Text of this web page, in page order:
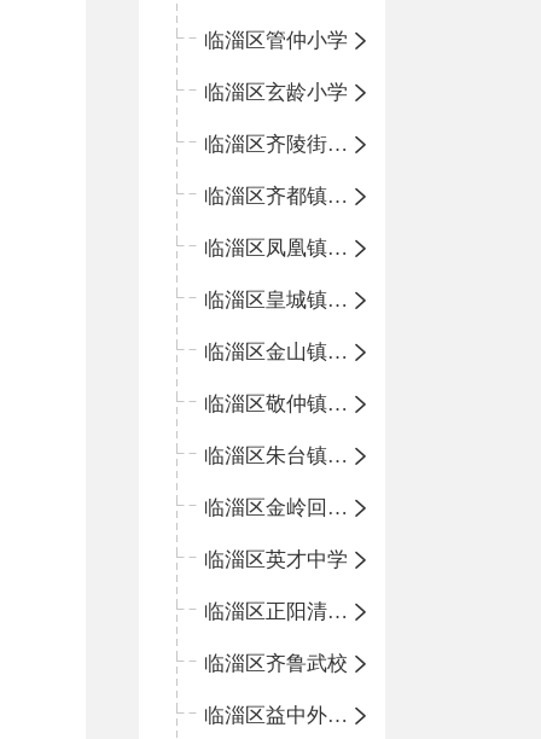
临淄区管仲小学
临淄区玄龄小学
临淄区齐陵街道中心学校
临淄区齐都镇中心学校
临淄区凤凰镇中心学校
临淄区皇城镇中心学校
临淄区金山镇中心学校
临淄区敬仲镇中心学校
临淄区朱台镇中心学校
临淄区金岭回族镇中心学校
临淄区英才中学
临淄区正阳清北实验学校
临淄区齐鲁武校
临淄区益中外语学校